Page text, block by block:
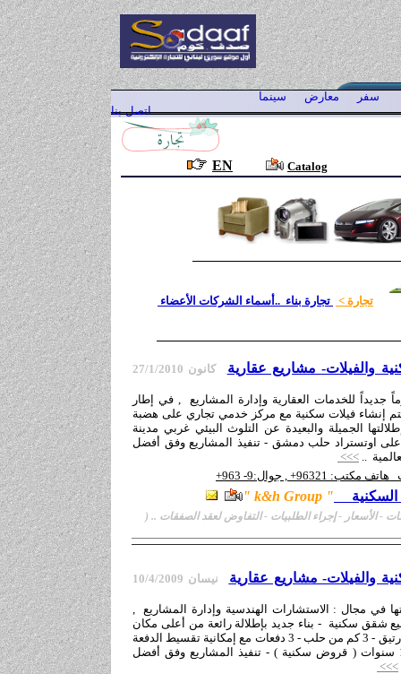
سفر معارض
سينما
اتصل بنا
EN Catalog
تجارة > تجارة بناء ..أسماء الشركات الأعضاء
والفيلات- مشاريع عقارية كانون 27/1/2010
جديداً للخدمات العقارية وإدارة المشاريع
, في إطار
إنشاء فيلات سكنية مع مركز خدمي تجاري على هضبة
الجميلة والبعيدة عن التلوث البيئي غربي مدينة
اوتستراد حلب دمشق - تنفيذ المشاريع وفق أفضل
..
>>>
هاتف مكتب: 96
321
+ , جوال:9
- 963
+
"
k&h Group
"
- الأسعار - إجراء الطلبيات - التفاوض لعقد الصفقات .. (
والفيلات- مشاريع عقارية نيسان 10 /4/2009
في مجال : الاستشارات الهندسية وإدارة المشاريع
شقق سكنية - بناء جديد بإطلالة رائعة من أعلى مكان
في منطقة معارة الارتيق - 3 كم من حلب - 3 دفعات مع إمكانية تقسيط الدفعة
الثالثة على 5 أو 10 سنوات ( قروض سكنية ) - تنفيذ المشاريع وفق أفضل
>>>